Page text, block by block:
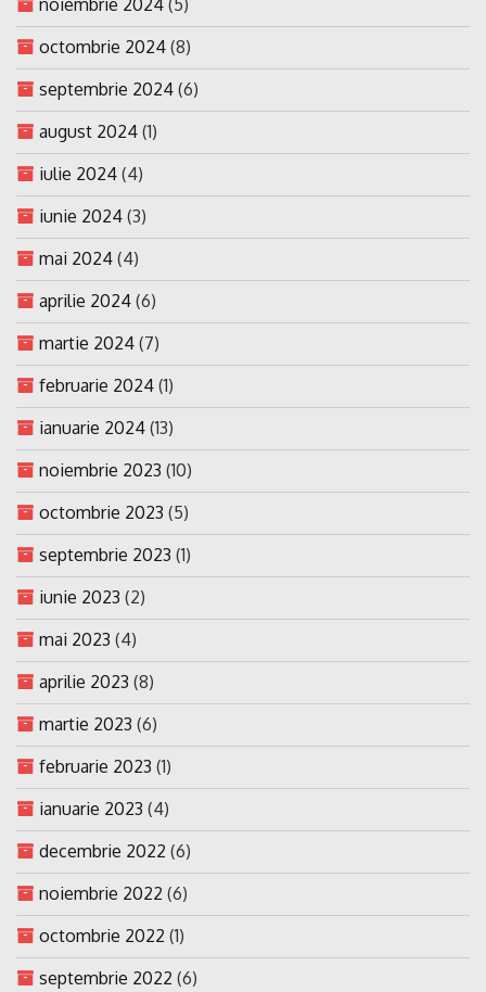
octombrie 2024 (8)
septembrie 2024 (6)
august 2024 (1)
iulie 2024 (4)
iunie 2024 (3)
mai 2024 (4)
aprilie 2024 (6)
martie 2024 (7)
februarie 2024 (1)
ianuarie 2024 (13)
noiembrie 2023 (10)
octombrie 2023 (5)
septembrie 2023 (1)
iunie 2023 (2)
mai 2023 (4)
aprilie 2023 (8)
martie 2023 (6)
februarie 2023 (1)
ianuarie 2023 (4)
decembrie 2022 (6)
noiembrie 2022 (6)
octombrie 2022 (1)
septembrie 2022 (6)